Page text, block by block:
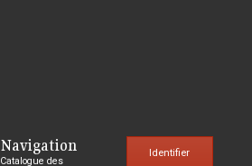
Navigation
Catalogue des
Identifier